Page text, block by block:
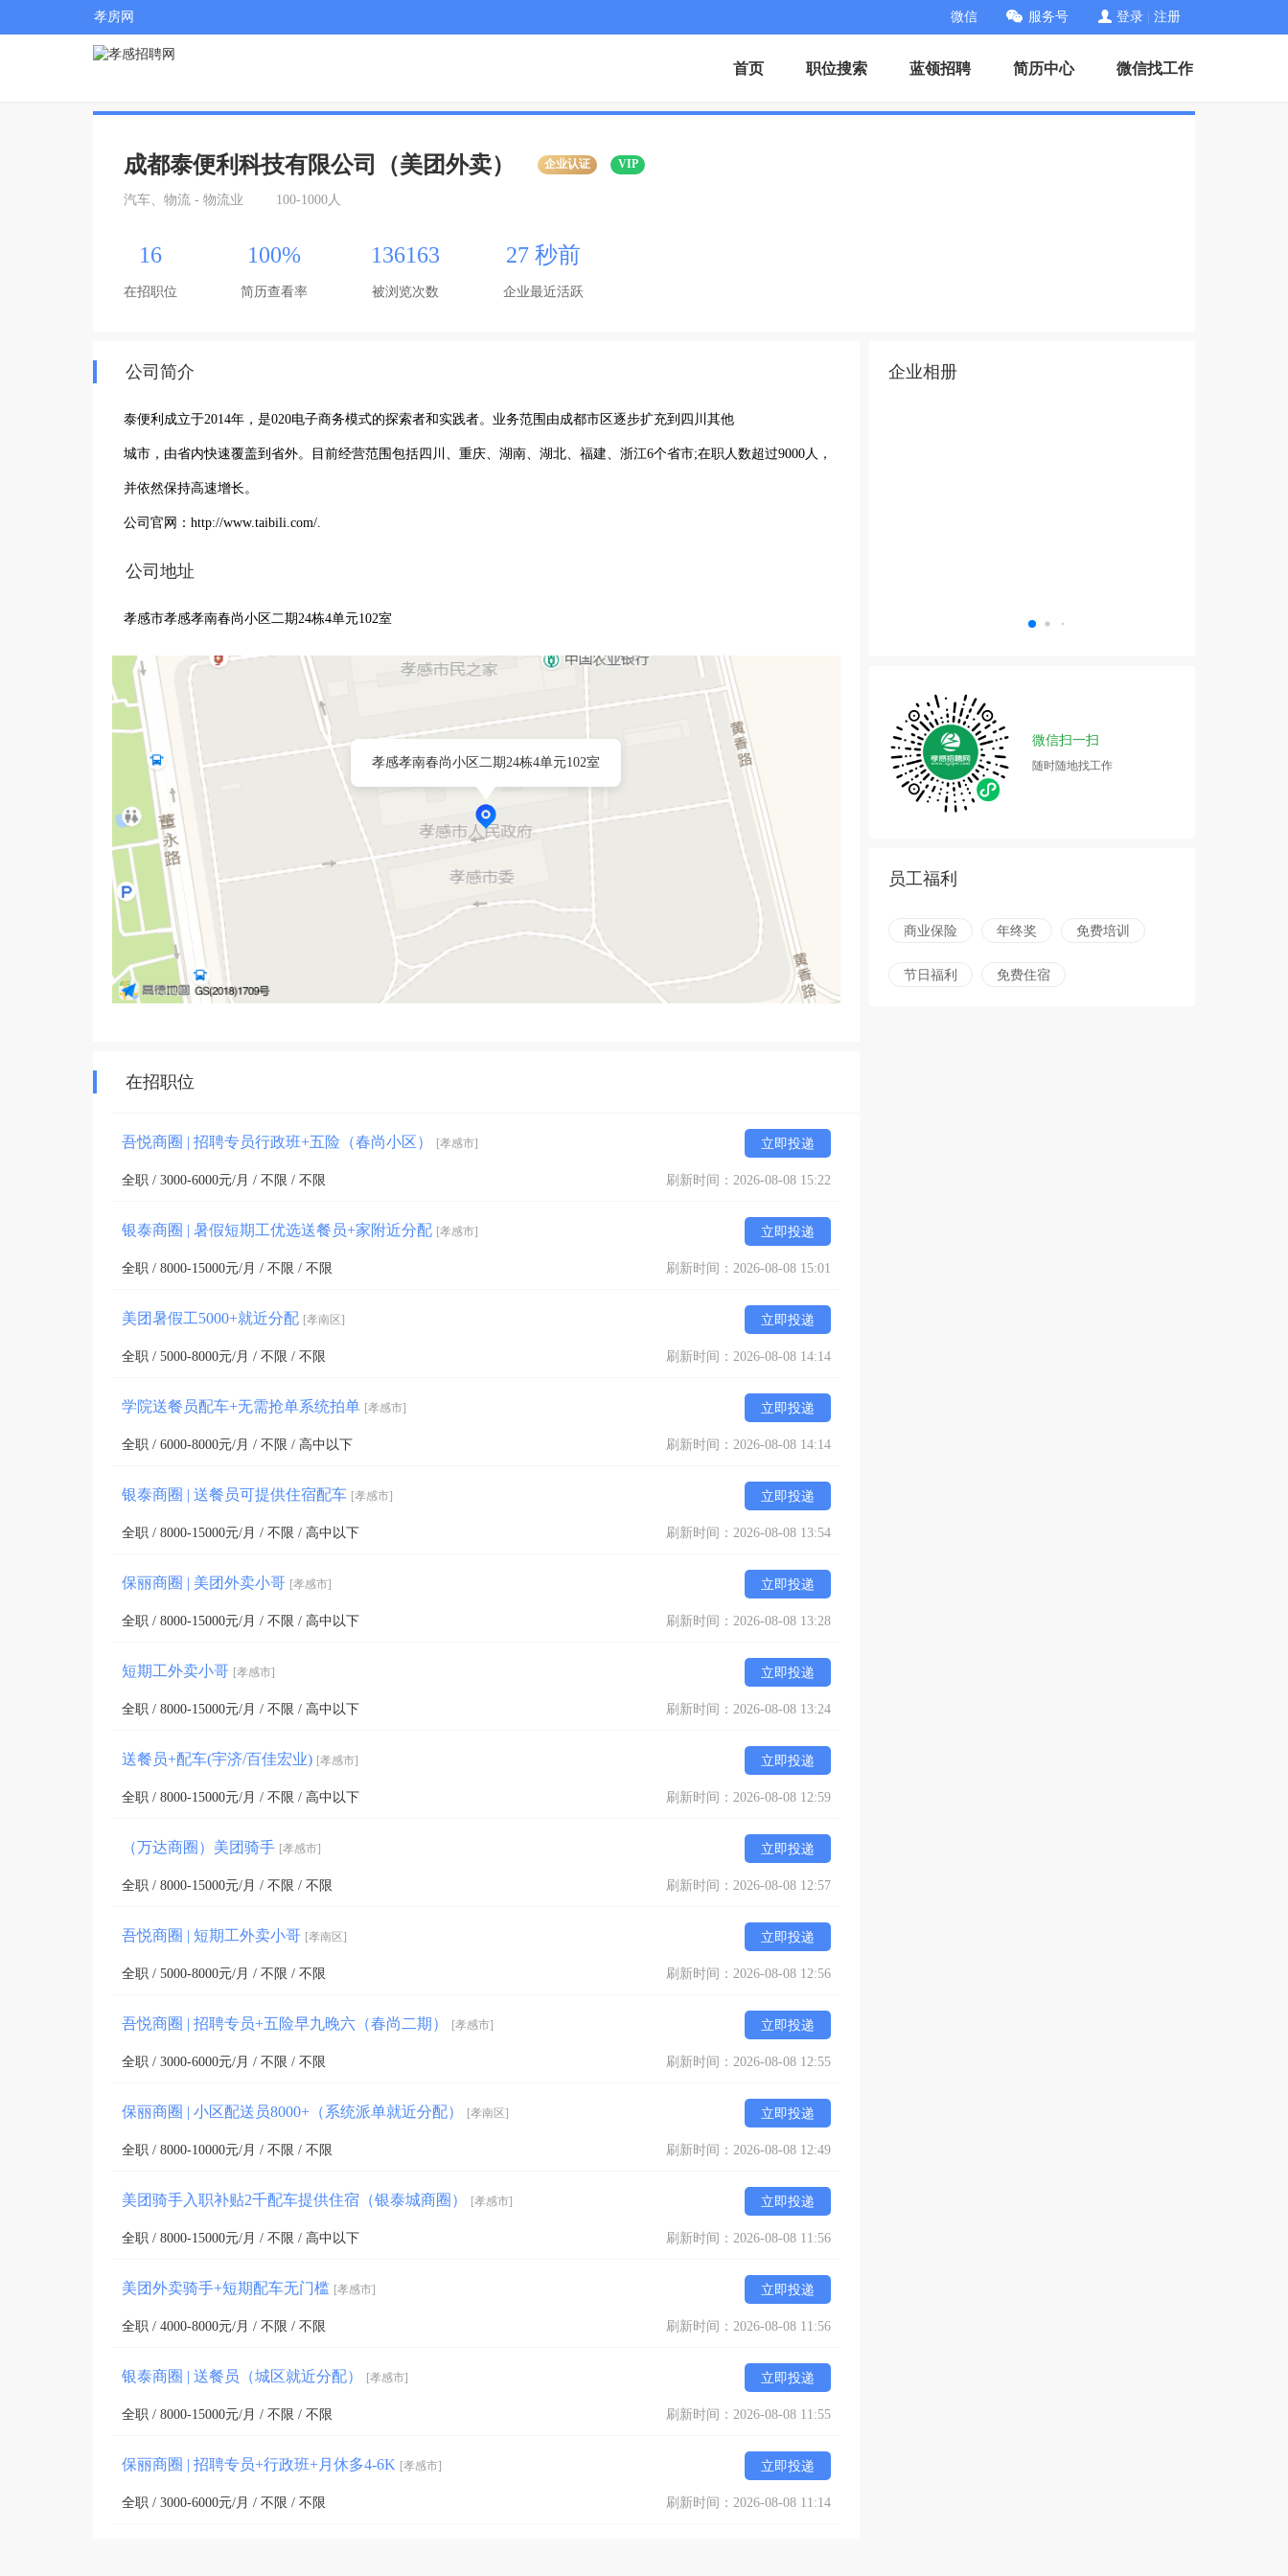
孝房网 微信 服务号 登录 注册
首页 职位搜索 蓝领招聘 简历中心 微信找工作
成都泰便利科技有限公司（美团外卖） 企业认证 VIP
汽车、物流 - 物流业 100-1000人
16
在招职位
100%
简历查看率
136163
被浏览次数
27 秒前
企业最近活跃
公司简介
泰便利成立于2014年，是020电子商务模式的探索者和实践者。业务范围由成都市区逐步扩充到四川其他
城市，由省内快速覆盖到省外。目前经营范围包括四川、重庆、湖南、湖北、福建、浙江6个省市;在职人数超过9000人，
并依然保持高速增长。
公司官网：http://www.taibili.com/.
公司地址
孝感市孝感孝南春尚小区二期24栋4单元102室
孝感孝南春尚小区二期24栋4单元102室
在招职位
吾悦商圈 | 招聘专员行政班+五险（春尚小区） [孝感市] 立即投递
全职 / 3000-6000元/月 / 不限 / 不限 刷新时间：2026-08-08 15:22
银泰商圈 | 暑假短期工优选送餐员+家附近分配 [孝感市] 立即投递
全职 / 8000-15000元/月 / 不限 / 不限 刷新时间：2026-08-08 15:01
美团暑假工5000+就近分配 [孝南区] 立即投递
全职 / 5000-8000元/月 / 不限 / 不限 刷新时间：2026-08-08 14:14
学院送餐员配车+无需抢单系统拍单 [孝感市] 立即投递
全职 / 6000-8000元/月 / 不限 / 高中以下 刷新时间：2026-08-08 14:14
银泰商圈 | 送餐员可提供住宿配车 [孝感市] 立即投递
全职 / 8000-15000元/月 / 不限 / 高中以下 刷新时间：2026-08-08 13:54
保丽商圈 | 美团外卖小哥 [孝感市] 立即投递
全职 / 8000-15000元/月 / 不限 / 高中以下 刷新时间：2026-08-08 13:28
短期工外卖小哥 [孝感市] 立即投递
全职 / 8000-15000元/月 / 不限 / 高中以下 刷新时间：2026-08-08 13:24
送餐员+配车(宇济/百佳宏业) [孝感市] 立即投递
全职 / 8000-15000元/月 / 不限 / 高中以下 刷新时间：2026-08-08 12:59
（万达商圈）美团骑手 [孝感市] 立即投递
全职 / 8000-15000元/月 / 不限 / 不限 刷新时间：2026-08-08 12:57
吾悦商圈 | 短期工外卖小哥 [孝南区] 立即投递
全职 / 5000-8000元/月 / 不限 / 不限 刷新时间：2026-08-08 12:56
吾悦商圈 | 招聘专员+五险早九晚六（春尚二期） [孝感市] 立即投递
全职 / 3000-6000元/月 / 不限 / 不限 刷新时间：2026-08-08 12:55
保丽商圈 | 小区配送员8000+（系统派单就近分配） [孝南区] 立即投递
全职 / 8000-10000元/月 / 不限 / 不限 刷新时间：2026-08-08 12:49
美团骑手入职补贴2千配车提供住宿（银泰城商圈） [孝感市] 立即投递
全职 / 8000-15000元/月 / 不限 / 高中以下 刷新时间：2026-08-08 11:56
美团外卖骑手+短期配车无门槛 [孝感市] 立即投递
全职 / 4000-8000元/月 / 不限 / 不限 刷新时间：2026-08-08 11:56
银泰商圈 | 送餐员（城区就近分配） [孝感市] 立即投递
全职 / 8000-15000元/月 / 不限 / 不限 刷新时间：2026-08-08 11:55
保丽商圈 | 招聘专员+行政班+月休多4-6K [孝感市] 立即投递
全职 / 3000-6000元/月 / 不限 / 不限 刷新时间：2026-08-08 11:14
企业相册
微信扫一扫
随时随地找工作
员工福利
商业保险 年终奖 免费培训
节日福利 免费住宿